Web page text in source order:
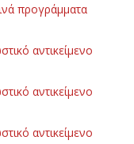
προγράμματα
αντικείμενο
αντικείμενο
αντικείμενο